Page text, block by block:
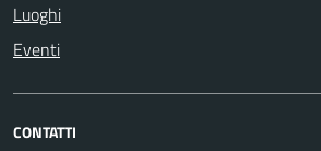
Luoghi
Eventi
CONTATTI